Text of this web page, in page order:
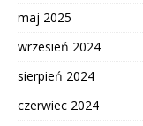
maj 2025
wrzesień 2024
sierpień 2024
czerwiec 2024